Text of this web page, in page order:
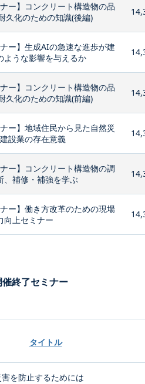
ー】コンクリート構造物の品
久化のための知識(後編)
ナー】生成AIの急速な進歩が建
ような影響を与えるか
ー】コンクリート構造物の品
久化のための知識(前編)
ー】地域住民から見た自然災
設業の存在意義
ー】コンクリート構造物の調
、補修・補強を学ぶ
ナー】働き方改革のための現場
向上セミナー
終了セミナー
タイトル
を防止するためには